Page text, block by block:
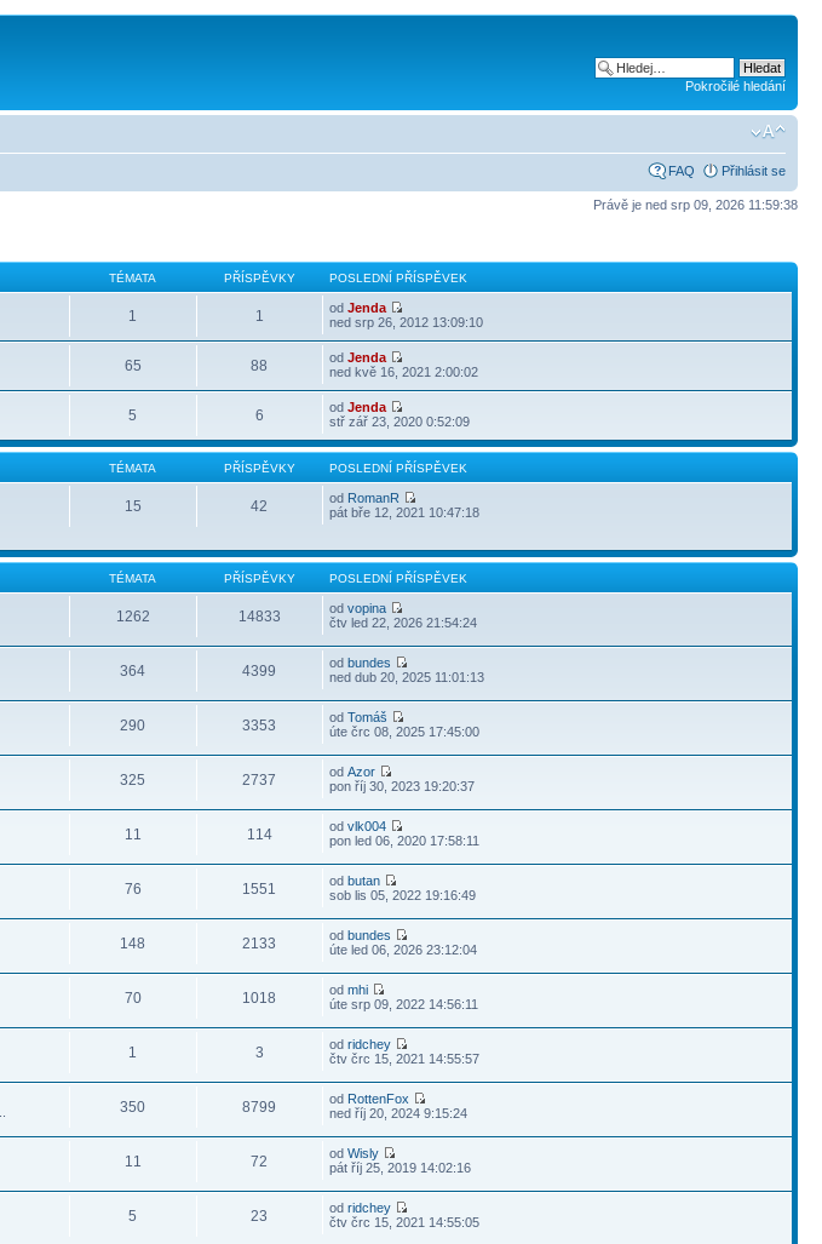
Pokročilé hledání
FAQ Přihlásit se
Právě je ned srp 09, 2026 11:59:38
TÉMATA PŘÍSPĚVKY POSLEDNÍ PŘÍSPĚVEK
1 1 odJenda
ned srp 26, 2012 13:09:10
65 88 odJenda
ned kvě 16, 2021 2:00:02
5 6 odJenda
stř zář 23, 2020 0:52:09
TÉMATA PŘÍSPĚVKY POSLEDNÍ PŘÍSPĚVEK
15 42 od RomanR
pát bře 12, 2021 10:47:18
TÉMATA PŘÍSPĚVKY POSLEDNÍ PŘÍSPĚVEK
1262 14833 odvopina
čtv led 22, 2026 21:54:24
364 4399 odbundes
ned dub 20, 2025 11:01:13
290 3353 odTomáš
úte črc 08, 2025 17:45:00
325 2737 odAzor
pon říj 30, 2023 19:20:37
11 114 odvlk004
pon led 06, 2020 17:58:11
76 1551 odbutan
sob lis 05, 2022 19:16:49
148 2133 odbundes
úte led 06, 2026 23:12:04
70 1018 odmhi
úte srp 09, 2022 14:56:11
1 3 odridchey
čtv črc 15, 2021 14:55:57
350 8799 od RottenFox
ned říj 20, 2024 9:15:24
11 72 odWisly
pát říj 25, 2019 14:02:16
5 23 odridchey
čtv črc 15, 2021 14:55:05